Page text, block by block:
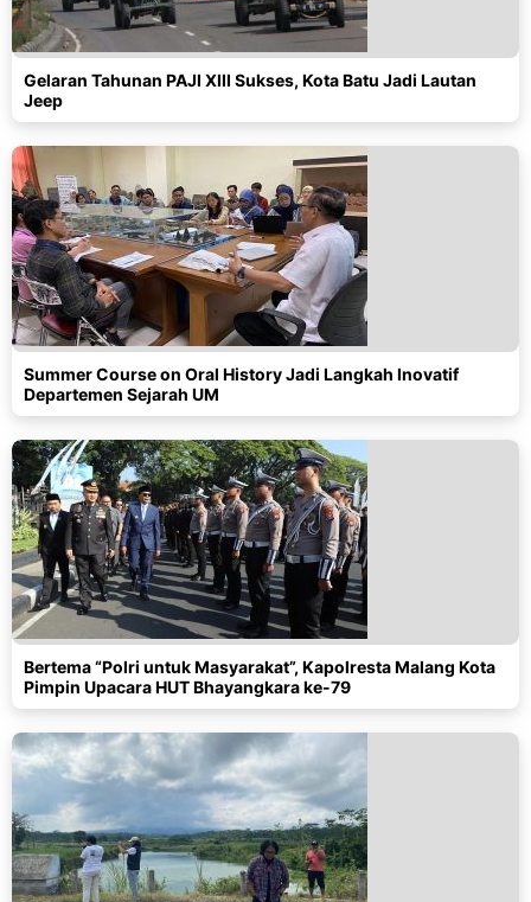
Gelaran Tahunan PAJI XIII Sukses, Kota Batu Jadi Lautan
Jeep
Summer Course on Oral History Jadi Langkah Inovatif
Departemen Sejarah UM
Bertema “Polri untuk Masyarakat”, Kapolresta Malang Kota
Pimpin Upacara HUT Bhayangkara ke-79